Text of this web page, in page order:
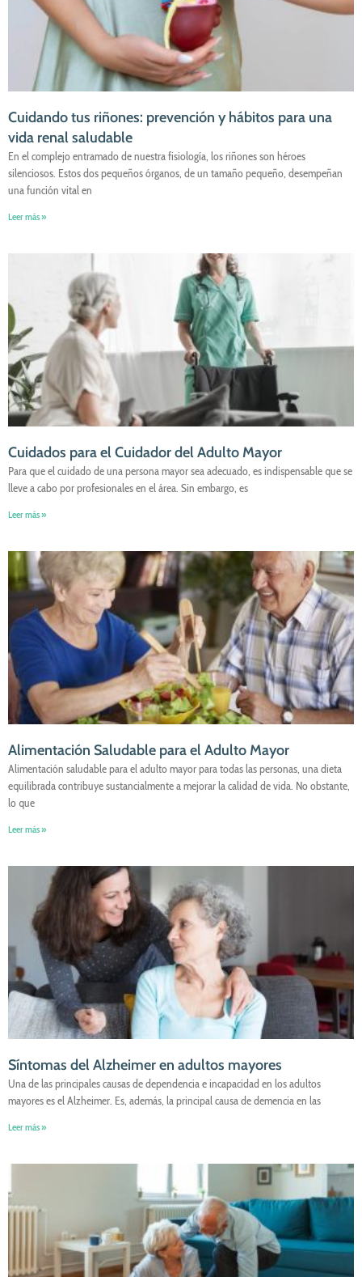
Cuidando tus riñones: prevención y hábitos para una
vida renal saludable
En el complejo entramado de nuestra fisiología, los riñones son héroes
silenciosos. Estos dos pequeños órganos, de un tamaño pequeño, desempeñan
una función vital en
Leer más »
Cuidados para el Cuidador del Adulto Mayor
Para que el cuidado de una persona mayor sea adecuado, es indispensable que se
lleve a cabo por profesionales en el área. Sin embargo, es
Leer más »
Alimentación Saludable para el Adulto Mayor
Alimentación saludable para el adulto mayor para todas las personas, una dieta
equilibrada contribuye sustancialmente a mejorar la calidad de vida. No obstante,
lo que
Leer más »
Síntomas del Alzheimer en adultos mayores
Una de las principales causas de dependencia e incapacidad en los adultos
mayores es el Alzheimer. Es, además, la principal causa de demencia en las
Leer más »